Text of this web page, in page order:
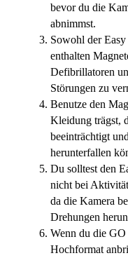
bevor du die
abnimmst.
Sowohl der
enthalten
Defibrillatoren
Störungen zu
Benutze den
Kleidung trägst,
beeinträchtigt
herunterfallen
Du solltest den
nicht bei
da die Kamera
Drehungen
Wenn du die
Hochformat